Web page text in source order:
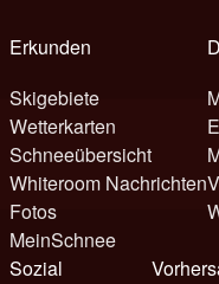
Erkunden
Skigebiete
Wetterkarten
Schneeübersicht
Whiteroom Nachrichten
Fotos
MeinSchnee
Sozial